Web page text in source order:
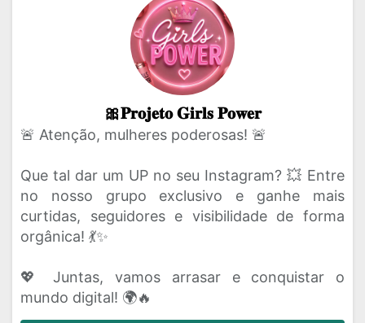
🎀𝐏𝐫𝐨𝐣𝐞𝐭𝐨 𝐆𝐢𝐫𝐥𝐬 𝐏𝐨𝐰𝐞𝐫
🚨 Atenção, mulheres poderosas! 🚨
Que tal dar um UP no seu Instagram? 💥 Entre
no nosso grupo exclusivo e ganhe mais
curtidas, seguidores e visibilidade de forma
orgânica! 💃✨
💖 Juntas, vamos arrasar e conquistar o
mundo digital! 🌍🔥